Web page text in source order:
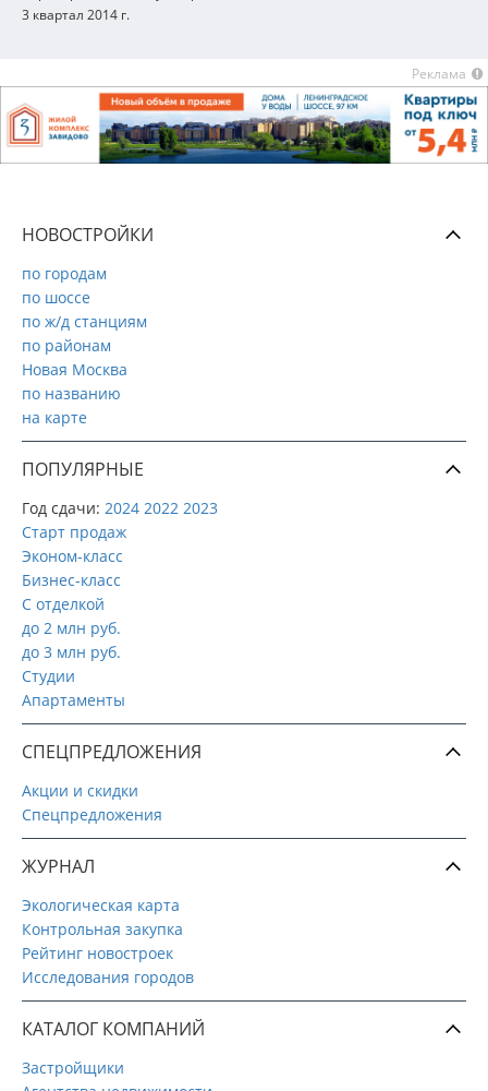
3 квартал 2014 г.
Реклама
НОВОСТРОЙКИ
по городам
по шоссе
по ж/д станциям
по районам
Новая Москва
по названию
на карте
ПОПУЛЯРНЫЕ
Год сдачи: 2024 2022 2023
Старт продаж
Эконом-класс
Бизнес-класс
С отделкой
до 2 млн руб.
до 3 млн руб.
Студии
Апартаменты
СПЕЦПРЕДЛОЖЕНИЯ
Акции и скидки
Спецпредложения
ЖУРНАЛ
Экологическая карта
Контрольная закупка
Рейтинг новостроек
Исследования городов
КАТАЛОГ КОМПАНИЙ
Застройщики